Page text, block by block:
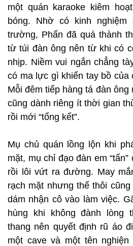
một quán karaoke kiêm
bóng. Nhờ có kinh nghiệm
trường, Phấn đã quá thành
từ túi đàn ông nên từ khi có
nhịp. Niềm vui ngắn chẳng
có ma lực gì khiến tay bồ của
Mỗi đêm tiếp hàng tá đàn
cũng dành riêng ít thời gian
rồi mới “tổng kết”.
Mụ chủ quán lồng lộn khi
mặt, mụ chỉ đạo đàn em
rồi lôi vứt ra đường. May
rạch mặt nhưng thế thôi
dám nhận cô vào làm việc.
hùng khi không đành lòng
thang nên quyết định rũ áo
một cave và một tên